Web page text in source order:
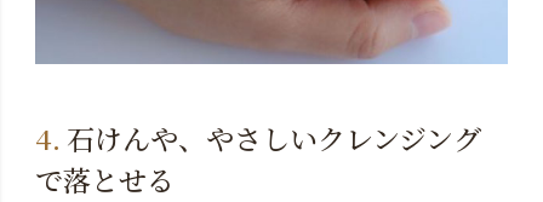
石けんや、やさしいクレンジング
で落とせる